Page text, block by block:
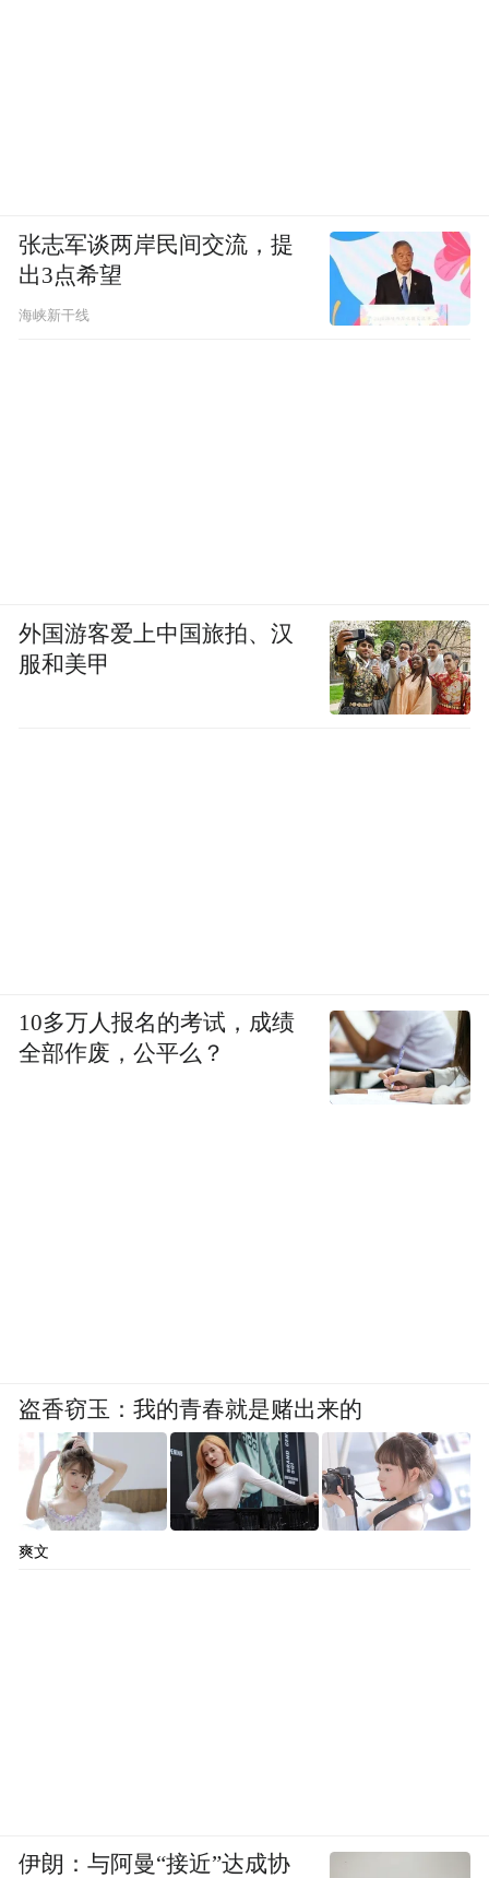
张志军谈两岸民间交流，提
出3点希望
海峡新干线
外国游客爱上中国旅拍、汉
服和美甲
10多万人报名的考试，成绩
全部作废，公平么？
盗香窃玉：我的青春就是赌出来的
爽文
伊朗：与阿曼“接近”达成协